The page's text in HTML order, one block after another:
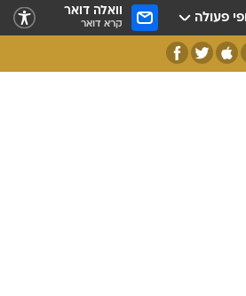
פעולה וואלה דואר
קרא דואר